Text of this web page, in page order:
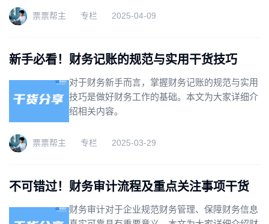
票票帮主 专栏 2025-04-09
新手必看！财务记账的规范与实用干货技巧
对于财务新手而言，掌握财务记账的规范与实用
技巧是做好财务工作的基础。本文为大家详细介
绍相关内容。
票票帮主 专栏 2025-03-29
不可错过！财务审计流程及重点关注事项干货
财务审计对于企业规范财务管理、保障财务信息